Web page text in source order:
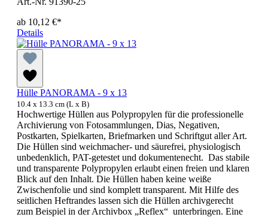
ab 10,12 €*
Details
Hülle PANORAMA - 9 x 13
10.4 x 13.3 cm (L x B)
Hochwertige Hüllen aus Polypropylen für die professionelle
Archivierung von Fotosammlungen, Dias, Negativen,
Postkarten, Spielkarten, Briefmarken und Schriftgut aller Art.
Die Hüllen sind weichmacher- und säurefrei, physiologisch
unbedenklich, PAT-getestet und dokumentenecht. Das stabile
und transparente Polypropylen erlaubt einen freien und klaren
Blick auf den Inhalt. Die Hüllen haben keine weiße
Zwischenfolie und sind komplett transparent. Mit Hilfe des
seitlichen Heftrandes lassen sich die Hüllen archivgerecht
zum Beispiel in der Archivbox „Reflex“ unterbringen. Eine